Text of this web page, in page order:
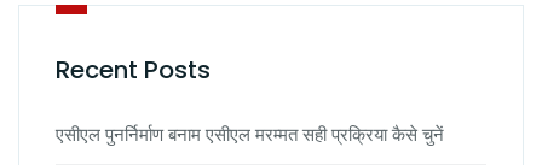
Recent Posts
एसीएल पुनर्निर्माण बनाम एसीएल मरम्मत सही प्रक्रिया कैसे चुनें